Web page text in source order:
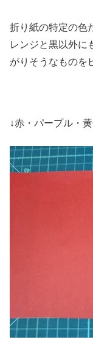
折り紙の特定の色
レンジと黒以外に
がりそうなものを
↓赤・パープル・